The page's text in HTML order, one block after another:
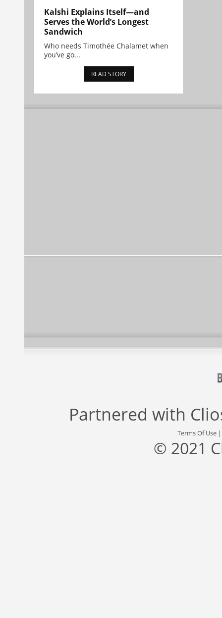
Kalshi Explains Itself—and
Serves the World’s Longest
Sandwich
Who needs Timothée Chalamet when
you’ve go...
READ STORY
Partnered with
Terms Of Use
© 2021